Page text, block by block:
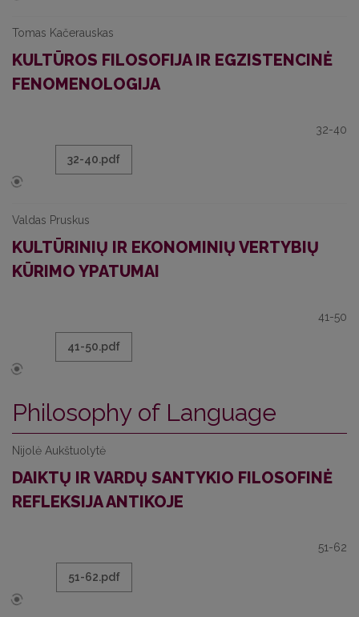
Tomas Kačerauskas
KULTŪROS FILOSOFIJA IR EGZISTENCINĖ
FENOMENOLOGIJA
32-40
32-40.pdf
Valdas Pruskus
KULTŪRINIŲ IR EKONOMINIŲ VERTYBIŲ
KŪRIMO YPATUMAI
41-50
41-50.pdf
Philosophy of Language
Nijolė Aukštuolytė
DAIKTŲ IR VARDŲ SANTYKIO FILOSOFINĖ
REFLEKSIJA ANTIKOJE
51-62
51-62.pdf